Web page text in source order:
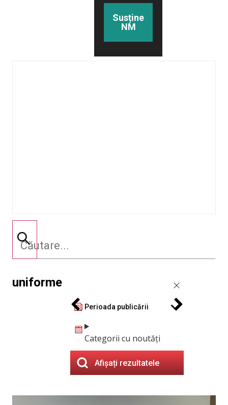
Susține
NM
uniforme
Perioada publicării
Categorii cu noutăți
Afișați rezultatele